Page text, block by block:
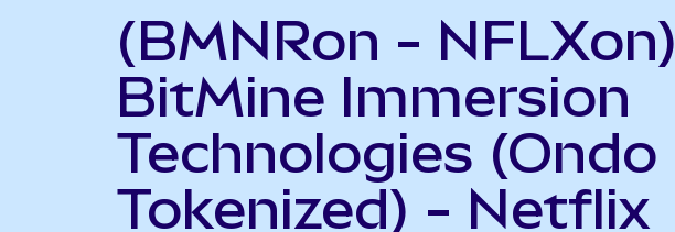
(BMNRon - NFLXon)
BitMine Immersion
Technologies (Ondo
Tokenized) - Netflix